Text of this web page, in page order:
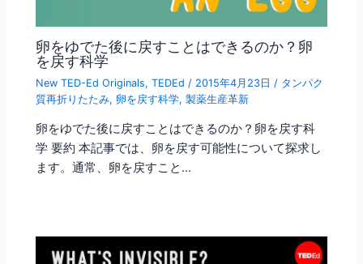
卵をゆでた後に戻すことはできるのか？卵
を戻す科学
New TED-Ed Originals,TEDEd / 2015年4月23日 / タンパク
質再折りたたみ, 卵を戻す科学,製薬生産革新
卵をゆでた後に戻すことはできるのか？卵を戻す科
学 要約 本記事では、卵を戻す可能性について探求し
ます。通常、卵を戻すこと…